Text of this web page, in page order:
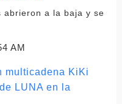
abrieron a la baja y se
AM
multicadena KiKi
LUNA en la